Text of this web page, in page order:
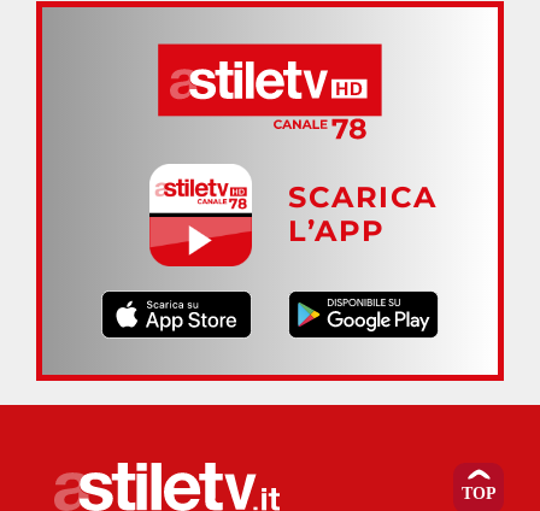
SCARICA
L’APP